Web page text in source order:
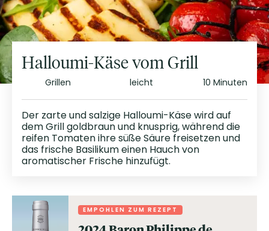
Halloumi-Käse vom Grill
Grillen leicht 10 Minuten
Der zarte und salzige Halloumi-Käse wird auf
dem Grill goldbraun und knusprig, während die
reifen Tomaten ihre süße Säure freisetzen und
das frische Basilikum einen Hauch von
aromatischer Frische hinzufügt.
EMPOHLEN ZUM REZEPT